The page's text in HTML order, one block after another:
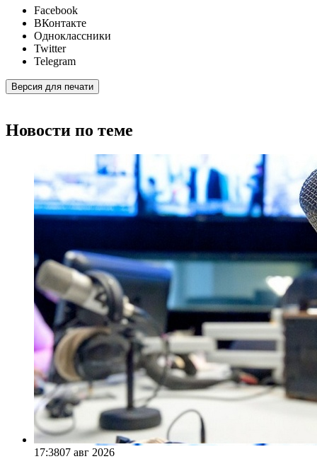
Facebook
ВКонтакте
Одноклассники
Twitter
Telegram
Версия для печати
Новости по теме
17:3807 авг 2026